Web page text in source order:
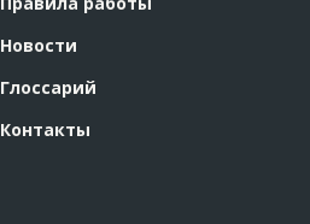
Новости
Глоссарий
Контакты